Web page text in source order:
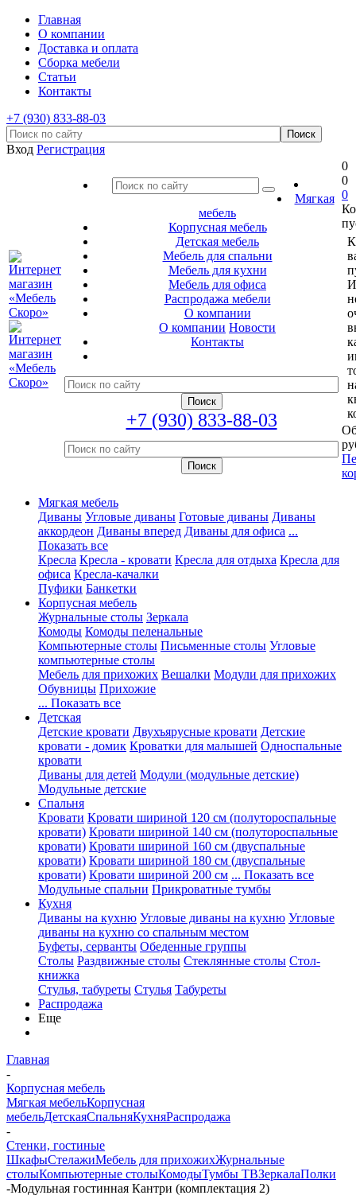
Главная
О компании
Доставка и оплата
Сборка мебели
Статьи
Контакты
+7 (930) 833-88-03
Вход Регистрация
Мягкая
мебель
Корпусная мебель
Детская мебель
Мебель для спальни
Мебель для кухни
Мебель для офиса
Распродажа мебели
О компании
О компании Новости
Контакты
+7 (930) 833-88-03
0
0
0
Мягкая мебель
Диваны Угловые диваны Готовые диваны Диваны
аккордеон Диваны вперед Диваны для офиса ...
Показать все
Кресла Кресла - кровати Кресла для отдыха Кресла для
офиса Кресла-качалки
Пуфики Банкетки
Корпусная мебель
Журнальные столы Зеркала
Комоды Комоды пеленальные
Компьютерные столы Письменные столы Угловые
компьютерные столы
Мебель для прихожих Вешалки Модули для прихожих
Обувницы Прихожие
... Показать все
Детская
Детские кровати Двухъярусные кровати Детские
кровати - домик Кроватки для малышей Односпальные
кровати
Диваны для детей Модули (модульные детские)
Модульные детские
Спальня
Кровати Кровати шириной 120 см (полутороспальные
кровати) Кровати шириной 140 см (полутороспальные
кровати) Кровати шириной 160 см (двуспальные
кровати) Кровати шириной 180 см (двуспальные
кровати) Кровати шириной 200 см ... Показать все
Модульные спальни Прикроватные тумбы
Кухня
Диваны на кухню Угловые диваны на кухню Угловые
диваны на кухню со спальным местом
Буфеты, серванты Обеденные группы
Столы Раздвижные столы Стеклянные столы Стол-
книжка
Стулья, табуреты Стулья Табуреты
Распродажа
Еще
Главная
-
Корпусная мебель
Мягкая мебельКорпусная
мебельДетскаяСпальняКухняРаспродажа
-
Стенки, гостиные
ШкафыСтелажиМебель для прихожихЖурнальные
столыКомпьютерные столыКомодыТумбы ТВЗеркалаПолки
-Модульная гостинная Кантри (комплектация 2)